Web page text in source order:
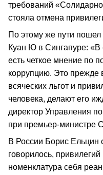
требований
стояла отмена
По этому же пути
Куан Ю в Сингапуре: «В
есть четкое мнение по
коррупцию. Это прежде
всяческих льгот и
человека, делают его
директор Управления
при премьер-министре
В России Борис Ельцин
говорилось,
номенклатура себя